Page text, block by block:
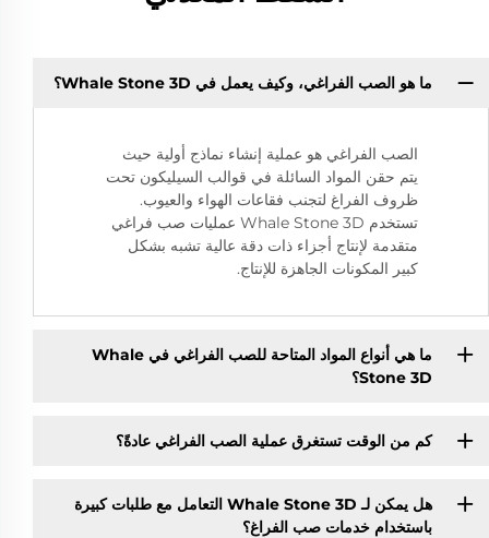
ما هو الصب الفراغي، وكيف يعمل في Whale Stone 3D؟
الصب الفراغي هو عملية إنشاء نماذج أولية حيث
يتم حقن المواد السائلة في قوالب السيليكون تحت
ظروف الفراغ لتجنب فقاعات الهواء والعيوب.
تستخدم Whale Stone 3D عمليات صب فراغي
متقدمة لإنتاج أجزاء ذات دقة عالية تشبه بشكل
كبير المكونات الجاهزة للإنتاج.
ما هي أنواع المواد المتاحة للصب الفراغي في Whale
Stone 3D؟
كم من الوقت تستغرق عملية الصب الفراغي عادةً؟
هل يمكن لـ Whale Stone 3D التعامل مع طلبات كبيرة
باستخدام خدمات صب الفراغ؟